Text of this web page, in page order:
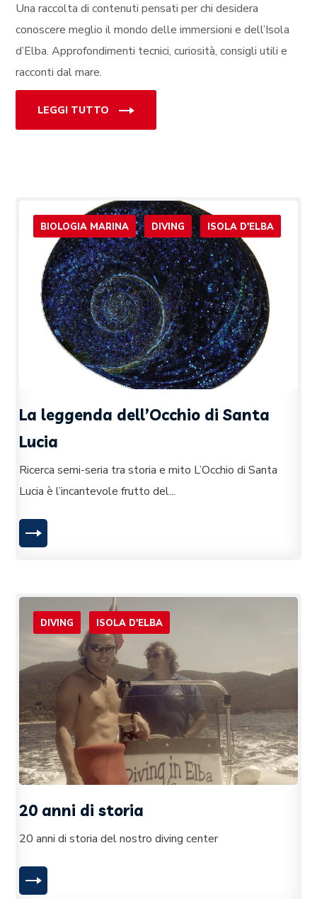
Una raccolta di contenuti pensati per chi desidera
conoscere meglio il mondo delle immersioni e dell’Isola
d’Elba. Approfondimenti tecnici, curiosità, consigli utili e
racconti dal mare.
LEGGI TUTTO
BIOLOGIA MARINA DIVING ISOLA D'ELBA
La leggenda dell’Occhio di Santa
Lucia
Ricerca semi-seria tra storia e mito L’Occhio di Santa
Lucia è l’incantevole frutto del...
DIVING ISOLA D'ELBA
20 anni di storia
20 anni di storia del nostro diving center